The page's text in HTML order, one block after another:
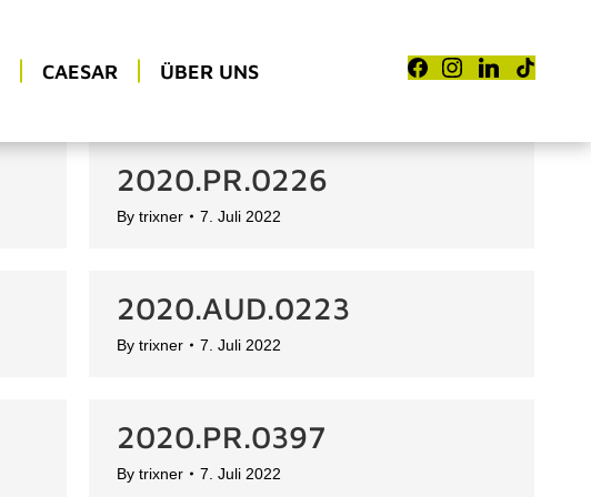
CAESAR ÜBER UNS
2020.PR.0226
By trixner 7. Juli 2022
2020.AUD.0223
By trixner 7. Juli 2022
2020.PR.0397
By trixner 7. Juli 2022